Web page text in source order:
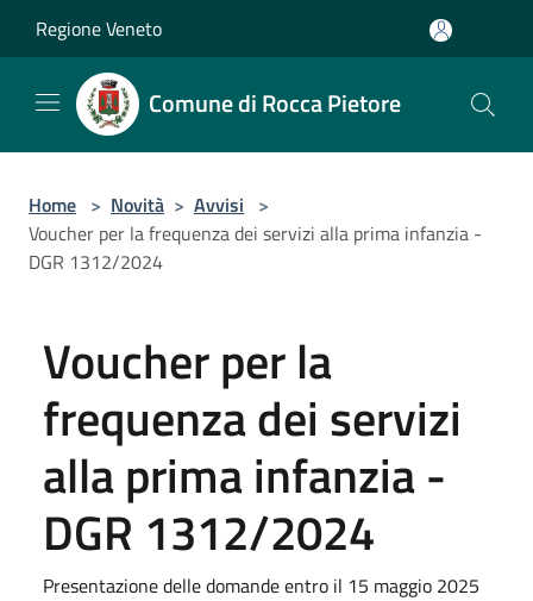
Regione Veneto
Comune di Rocca Pietore
Home > Novità > Avvisi >
Voucher per la frequenza dei servizi alla prima infanzia -
DGR 1312/2024
Voucher per la
frequenza dei servizi
alla prima infanzia -
DGR 1312/2024
Presentazione delle domande entro il 15 maggio 2025